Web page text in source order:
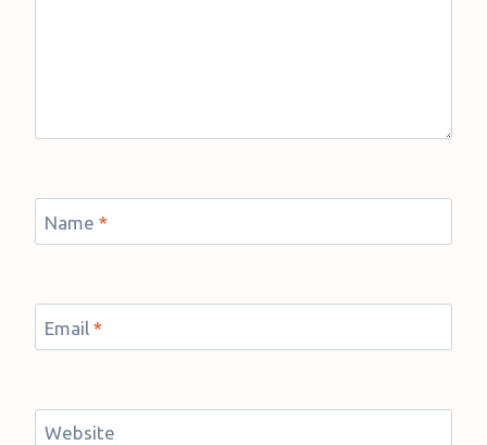
Name *
Email *
Website